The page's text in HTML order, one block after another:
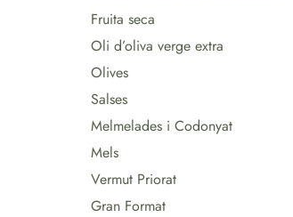
Fruita seca
Oli d’oliva verge extra
Olives
Salses
Melmelades i Codonyat
Mels
Vermut Priorat
Gran Format